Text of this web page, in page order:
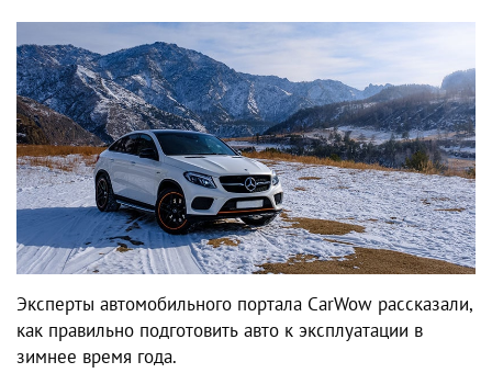
Эксперты автомобильного портала CarWow рассказали,
как правильно подготовить авто к эксплуатации в
зимнее время года.